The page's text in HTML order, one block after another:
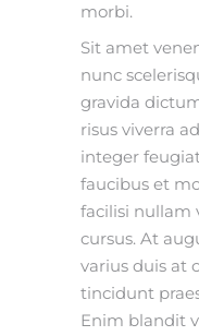
morbi.
Sit amet
nunc
gravida
risus viverra
integer
faucibus et
facilisi nullam
cursus. At
varius duis at
tincidunt
Enim blandit